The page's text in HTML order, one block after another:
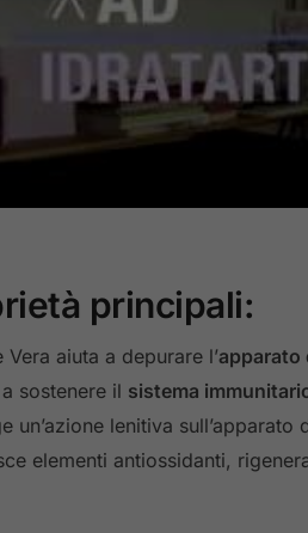
principali:
Vera aiuta a depurare l’apparato
sostenere il sistema
un’azione lenitiva sull’apparato
elementi antiossidanti,